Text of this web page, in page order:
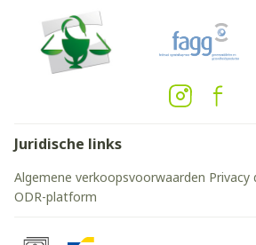
Juridische links
Algemene verkoopsvoorwaarden Privacy
ODR-platform